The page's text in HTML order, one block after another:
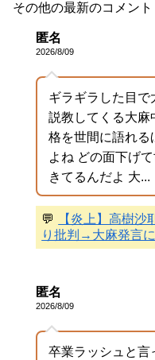
その他の最新のコメント
匿名
2026/8/09
ギラギラした目で
説教してくる大麻
格を世間に語れる
よね どの面下げ
きてるんだよ 大...
💬
【炎上】高樹
り批判→大麻発言
匿名
2026/8/09
卒業ラッシュと